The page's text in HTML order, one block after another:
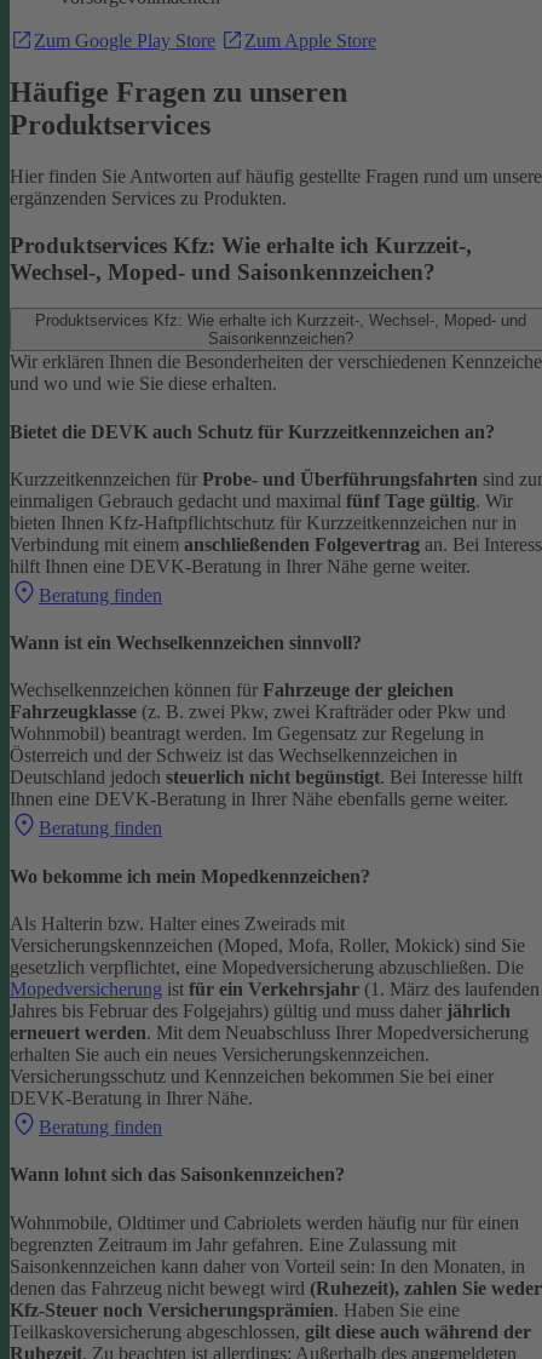
Zum Google Play Store Zum Apple Store
Häufige Fragen zu unseren
Produktservices
Hier finden Sie Antworten auf häufig gestellte Fragen rund um unsere
ergänzenden Services zu Produkten.
Produktservices Kfz: Wie erhalte ich Kurzzeit-,
Wechsel-, Moped- und Saisonkennzeichen?
Produktservices Kfz: Wie erhalte ich Kurzzeit-, Wechsel-, Moped- und
Saisonkennzeichen?
Wir erklären Ihnen die Besonderheiten der verschiedenen
und wo und wie Sie diese erhalten.
Bietet die DEVK auch Schutz für Kurzzeitkennzeichen an?
Kurzzeitkennzeichen für Probe- und Überführungsfahrten sind
einmaligen Gebrauch gedacht und maximal fünf Tage gültig. Wir
bieten Ihnen Kfz-Haftpflichtschutz für Kurzzeitkennzeichen nur in
Verbindung mit einem anschließenden Folgevertrag an. Bei
hilft Ihnen eine DEVK-Beratung in Ihrer Nähe gerne weiter.
Beratung finden
Wann ist ein Wechselkennzeichen sinnvoll?
Wechselkennzeichen können für Fahrzeuge der gleichen
Fahrzeugklasse (z. B. zwei Pkw, zwei Krafträder oder Pkw und
Wohnmobil) beantragt werden. Im Gegensatz zur Regelung in
Österreich und der Schweiz ist das Wechselkennzeichen in
Deutschland jedoch steuerlich nicht begünstigt. Bei Interesse hilft
Ihnen eine DEVK-Beratung in Ihrer Nähe ebenfalls gerne weiter.
Beratung finden
Wo bekomme ich mein Mopedkennzeichen?
Als Halterin bzw. Halter eines Zweirads mit
Versicherungskennzeichen (Moped, Mofa, Roller, Mokick) sind Sie
gesetzlich verpflichtet, eine Mopedversicherung abzuschließen. Die
Mopedversicherung ist für ein Verkehrsjahr (1. März des laufenden
Jahres bis Februar des Folgejahrs) gültig und muss daher jährlich
erneuert werden. Mit dem Neuabschluss Ihrer Mopedversicherung
erhalten Sie auch ein neues Versicherungskennzeichen.
Versicherungsschutz und Kennzeichen bekommen Sie bei einer
DEVK-Beratung in Ihrer Nähe.
Beratung finden
Wann lohnt sich das Saisonkennzeichen?
Wohnmobile, Oldtimer und Cabriolets werden häufig nur für einen
begrenzten Zeitraum im Jahr gefahren. Eine Zulassung mit
Saisonkennzeichen kann daher von Vorteil sein: In den Monaten, in
denen das Fahrzeug nicht bewegt wird (Ruhezeit), zahlen Sie weder
Kfz-Steuer noch Versicherungsprämien. Haben Sie eine
Teilkaskoversicherung abgeschlossen, gilt diese auch während der
Ruhezeit. Zu beachten ist allerdings: Außerhalb des angemeldeten